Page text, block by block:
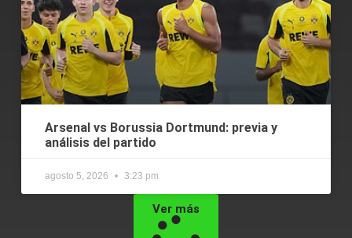
Arsenal vs Borussia Dortmund: previa y
análisis del partido
agosto 5, 2026 3:23 pm
Ver más